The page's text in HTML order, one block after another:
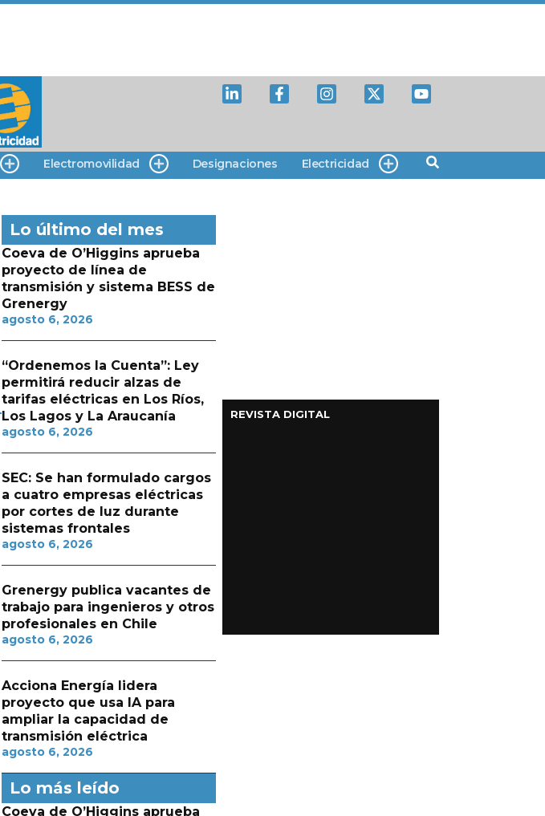
Electromovilidad Designaciones Electricidad
Lo último del mes
Coeva de O’Higgins aprueba
proyecto de línea de
transmisión y sistema BESS de
Grenergy
agosto 6, 2026
“Ordenemos la Cuenta”: Ley
permitirá reducir alzas de
tarifas eléctricas en Los Ríos,
Los Lagos y La Araucanía
agosto 6, 2026
SEC: Se han formulado cargos
a cuatro empresas eléctricas
por cortes de luz durante
sistemas frontales
agosto 6, 2026
Grenergy publica vacantes de
trabajo para ingenieros y otros
profesionales en Chile
agosto 6, 2026
Acciona Energía lidera
proyecto que usa IA para
ampliar la capacidad de
transmisión eléctrica
agosto 6, 2026
Lo más leído
Coeva de O’Higgins aprueba
REVISTA DIGITAL